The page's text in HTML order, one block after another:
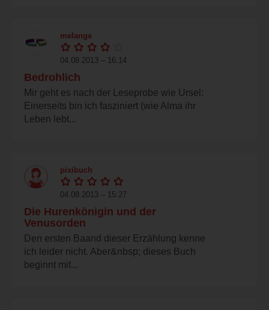
melange
04.08.2013 – 16:14
Bedrohlich
Mir geht es nach der Leseprobe wie Ursel:
Einerseits bin ich fasziniert (wie Alma ihr
Leben lebt...
pixibuch
04.08.2013 – 15:27
Die Hurenkönigin und der
Venusorden
Den ersten Baand dieser Erzählung kenne
ich leider nicht. Aber&nbsp; dieses Buch
beginnt mit...